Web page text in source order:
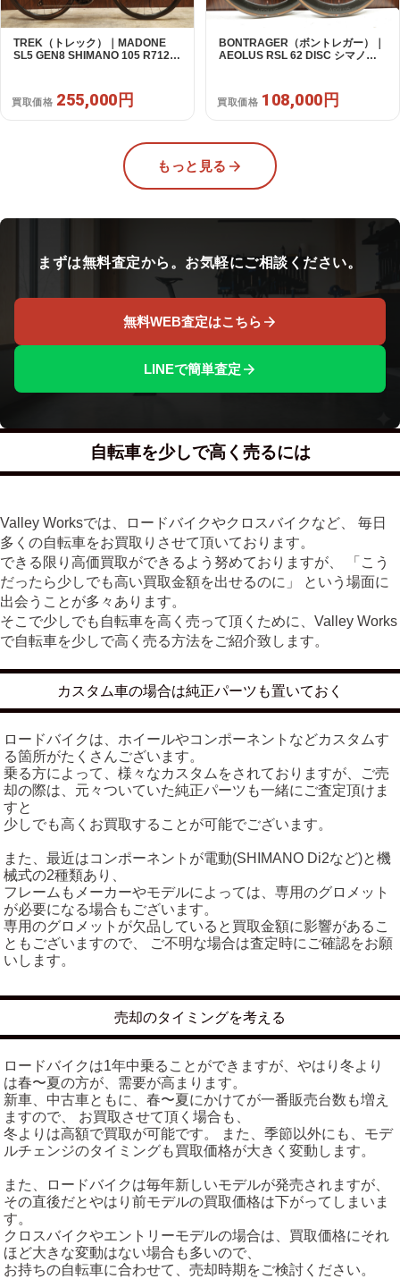
TREK（トレック）｜MADONE
SL5 GEN8 SHIMANO 105 R7120
買取価格 255,000円
BONTRAGER（ボントレガー）｜
AEOLUS RSL 62 DISC シマノフ
買取価格 108,000円
もっと見る
まずは無料査定から。お気軽にご相談ください。
無料WEB査定はこちら
LINEで簡単査定
自転車を少しで高く売るには
Valley Worksでは、ロードバイクやクロスバイクなど、 毎日
多くの自転車をお買取りさせて頂いております。
できる限り高価買取ができるよう努めておりますが、 「こう
だったら少しでも高い買取金額を出せるのに」 という場面に
出会うことが多々あります。
そこで少しでも自転車を高く売って頂くために、Valley Works
で自転車を少しで高く売る方法をご紹介致します。
カスタム車の場合は純正パーツも置いておく
ロードバイクは、ホイールやコンポーネントなどカスタムす
る箇所がたくさんございます。
乗る方によって、様々なカスタムをされておりますが、ご売
却の際は、元々ついていた純正パーツも一緒にご査定頂けま
すと
少しでも高くお買取することが可能でございます。
また、最近はコンポーネントが電動(SHIMANO Di2など)と機
械式の2種類あり、
フレームもメーカーやモデルによっては、専用のグロメット
が必要になる場合もございます。
専用のグロメットが欠品していると買取金額に影響があるこ
ともございますので、 ご不明な場合は査定時にご確認をお願
いします。
売却のタイミングを考える
ロードバイクは1年中乗ることができますが、やはり冬より
は春〜夏の方が、需要が高まります。
新車、中古車ともに、春〜夏にかけてが一番販売台数も増え
ますので、 お買取させて頂く場合も、
冬よりは高額で買取が可能です。 また、季節以外にも、モデ
ルチェンジのタイミングも買取価格が大きく変動します。
また、ロードバイクは毎年新しいモデルが発売されますが、
その直後だとやはり前モデルの買取価格は下がってしまいま
す。
クロスバイクやエントリーモデルの場合は、買取価格にそれ
ほど大きな変動はない場合も多いので、
お持ちの自転車に合わせて、売却時期をご検討ください。